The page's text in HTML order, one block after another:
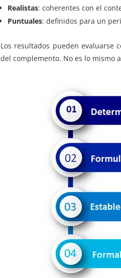
Realistas: coherentes con el
Puntuales: definidos para un
Los resultados pueden
del complemento. No es lo mismo